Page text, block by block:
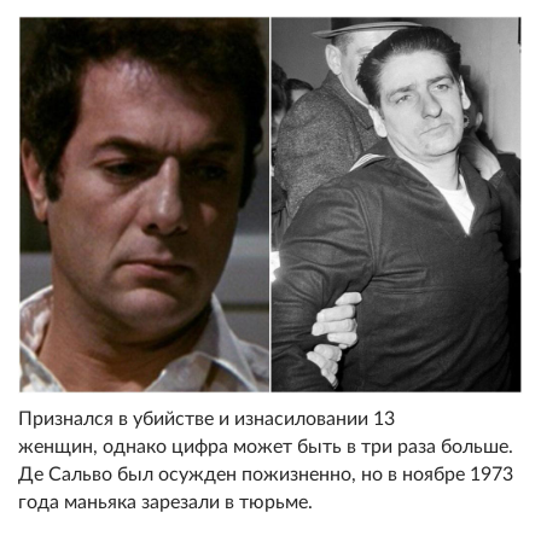
Признался в убийстве и изнacиловании 13
женщин, однако цифра может быть в три раза больше.
Де Сальво был осужден пожизненно, но в ноябре 1973
года маньяка зарезали в тюрьме.